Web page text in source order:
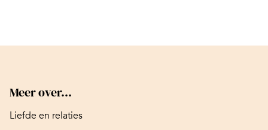
Meer over...
Liefde en relaties